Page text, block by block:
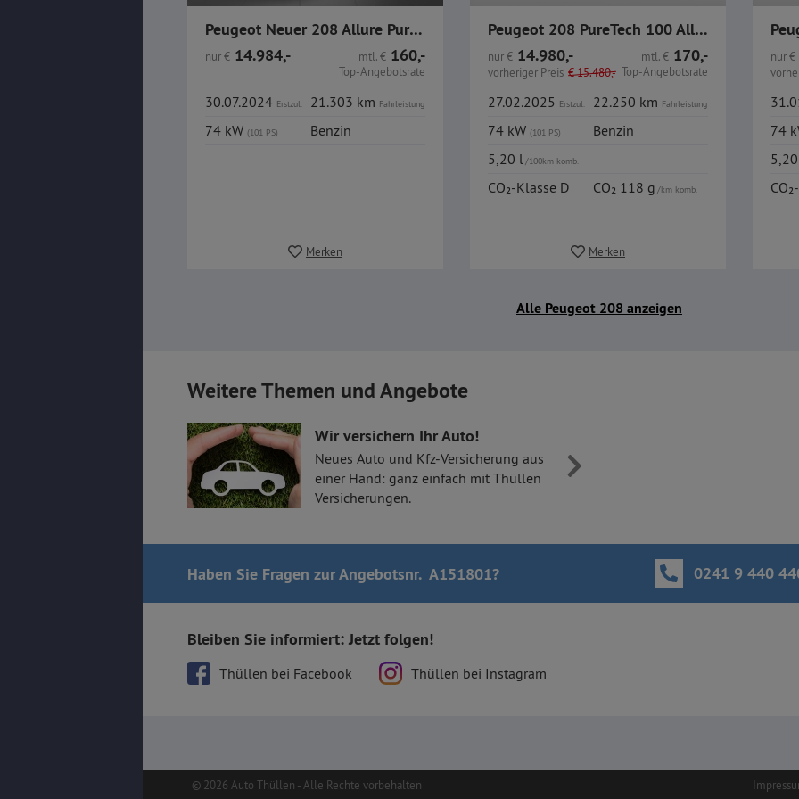
Peugeot Neuer 208 Allure PureTech 100 LED CarPlay Alu
nur€ 14.984,- mtl.€ 160,-
Top-Angebotsrate
30.07.2024 Erstzul. 21.303 km Fahrleistung
74 kW (101 PS) Benzin
Merken
Peugeot 208 PureTech 100 Allure Alu LED CarPlay SHZ
nur€ 14.980,-
vorheriger Preis €15.480,-
mtl.€ 170,-
Top-Angebotsrate
27.02.2025 Erstzul. 22.250 km Fahrleistung
74 kW (101 PS)
Benzin
5,20 l/100km komb.
CO₂-Klasse D CO₂ 118 g/km komb.
Merken
nur€
74
Alle Peugeot 208 anzeigen
Weitere Themen und Angebote
Wir versichern Ihr Auto!
Neues Auto und Kfz-Versicherung aus
einer Hand: ganz einfach mit Thüllen
Versicherungen.
Haben Sie Fragen zur Angebotsnr. A151801? 0241 9 440
Bleiben Sie informiert: Jetzt folgen!
Thüllen bei Facebook Thüllen bei Instagram
© 2026 Auto Thüllen - Alle Rechte vorbehalten